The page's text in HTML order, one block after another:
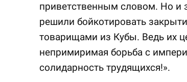
приветственным словом. Но и
решили бойкотировать
товарищами из Кубы. Ведь их
непримиримая борьба с
солидарность трудящихся!».